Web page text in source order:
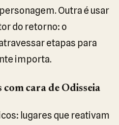
Outra é usar
do retorno: o
etapas para
importa.
cara de Odisseia
lugares que reativam